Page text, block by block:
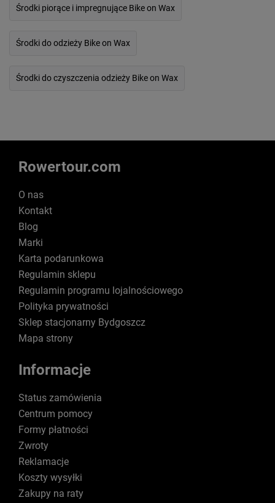
Środki piorące i impregnujące Bike on Wax
Środki do odzieży Bike on Wax
Środki do czyszczenia odzieży Bike on Wax
Rowertour.com
O nas
Kontakt
Blog
Marki
Karta podarunkowa
Regulamin sklepu
Regulamin programu lojalnościowego
Polityka prywatności
Sklep stacjonarny Bydgoszcz
Mapa strony
Informacje
Status zamówienia
Centrum pomocy
Formy płatności
Zwroty
Reklamacje
Koszty wysyłki
Zakupy na raty